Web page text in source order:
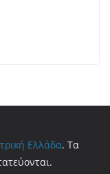
Ελλάδα. Τα